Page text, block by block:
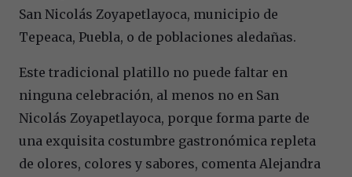
San Nicolás Zoyapetlayoca, municipio de
Tepeaca, Puebla, o de poblaciones aledañas.
Este tradicional platillo no puede faltar en
ninguna celebración, al menos no en San
Nicolás Zoyapetlayoca, porque forma parte de
una exquisita costumbre gastronómica repleta
de olores, colores y sabores, comenta Alejandra